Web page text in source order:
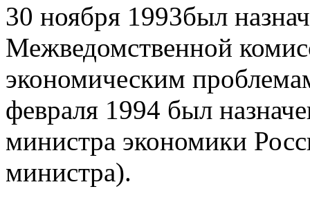
30 ноября 1993был
Межведомственной
экономическим
февраля 1994 был
министра экономики
министра).